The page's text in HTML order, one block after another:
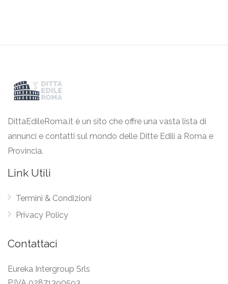
DittaEdileRoma.it è un sito che offre una vasta lista di
annunci e contatti sul mondo delle Ditte Edili a Roma e
Provincia.
Link Utili
Termini & Condizioni
Privacy Policy
Contattaci
Eureka Intergroup Srls